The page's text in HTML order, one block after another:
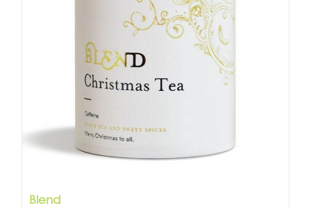
Blend